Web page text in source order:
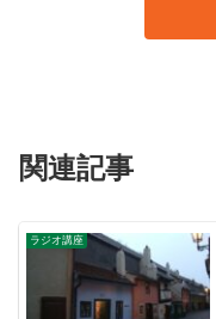
関連記事
ラジオ講座